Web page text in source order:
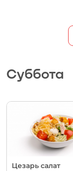
Суббота
Цезарь салат